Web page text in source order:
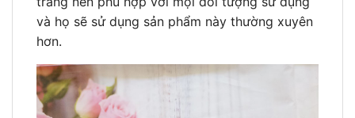
và họ sẽ sử dụng sản phẩm này thường xuyên
hơn.